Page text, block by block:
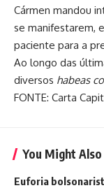
Cármen mandou
se manifestarem,
paciente para a
Ao longo das
diversos habeas
FONTE: Carta
You Might
Euforia